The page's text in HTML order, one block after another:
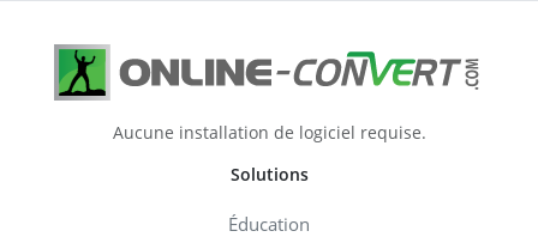
Aucune installation de logiciel requise.
Solutions
Éducation